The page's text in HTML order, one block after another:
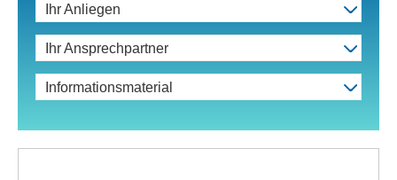
Ihr Anliegen
Ihr Ansprechpartner
Informationsmaterial